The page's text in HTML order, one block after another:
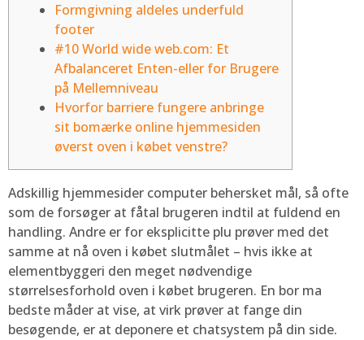
Formgivning aldeles underfuld
footer
#10 World wide web.com: Et
Afbalanceret Enten-eller for Brugere
på Mellemniveau
Hvorfor barriere fungere anbringe
sit bomærke online hjemmesiden
øverst oven i købet venstre?
Adskillig hjemmesider computer behersket mål, så ofte
som de forsøger at fåtal brugeren indtil at fuldend en
handling. Andre er for eksplicitte plu prøver med det
samme at nå oven i købet slutmålet – hvis ikke at
elementbyggeri den meget nødvendige
størrelsesforhold oven i købet brugeren. En bor ma
bedste måder at vise, at virk prøver at fange din
besøgende, er at deponere et chatsystem på din side.